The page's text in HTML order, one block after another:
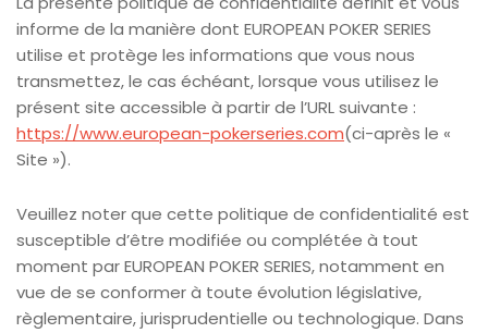
informe de la manière dont EUROPEAN POKER SERIES
utilise et protège les informations que vous nous
transmettez, le cas échéant, lorsque vous utilisez le
présent site accessible à partir de l’URL suivante :
https://www.european-pokerseries.com(ci-après le «
Site »).
Veuillez noter que cette politique de confidentialité est
susceptible d’être modifiée ou complétée à tout
moment par EUROPEAN POKER SERIES, notamment en
vue de se conformer à toute évolution législative,
règlementaire, jurisprudentielle ou technologique. Dans